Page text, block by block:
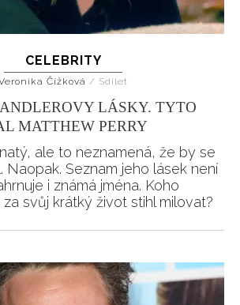
CELEBRITY
Čížková / Sdílet
LÁSKY. TYTO
MATTHEW PERRY
ale to neznamená, že by se
Naopak. Seznam jeho lásek není
i známá jména. Koho
svůj krátký život stihl milovat?